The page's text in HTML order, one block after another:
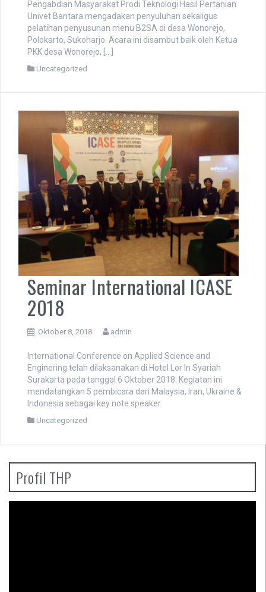
Pengabdian Masyarakat Prodi Teknologi Hasil Pertanian
Univet Bantara mengadakan penyuluhan sekaligus
pelatihan penyusunan menu B2SA di desa Wonorejo,
Polokarto, Sukoharjo. Acara ini disambut baik oleh Ketua
PKK desa Wonorejo, […]
Uncategorized
Seminar International ICASE
2018
Oktober 8, 2018 admin
International Conference on Applied Science and
Enginering telah dilaksanakan di Hotel Lor In Syariah
Surakarta pada tanggal 6 Oktober 2018. Kegiatan ini
mendatangkan 5 pembicara dari Malaysia, Iran, Ukraine &
Indonesia sebagai key note speaker.
Uncategorized
Profil THP